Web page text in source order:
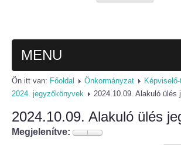
MENU
FŐOLDAL
A KÖZSÉGRŐL
Ön itt van: Főoldal Önkormányzat
2024. jegyzőkönyvek
2024.10.09. Alakuló ülés
2024.10.09. Alakuló ülés
Megjelenítve: